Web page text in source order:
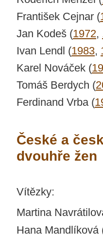
František Cejnar (
Jan Kodeš (1972,
Ivan Lendl (1983,
Karel Nováček (
Tomáš Berdych (
Ferdinand Vrba (
České a
dvouhře žen
Vítězky:
Martina
Hana Mandlíková